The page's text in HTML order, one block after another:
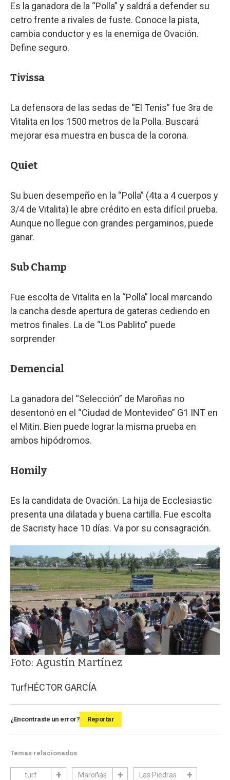
Es la ganadora de la “Polla” y saldrá a defender su
cetro frente a rivales de fuste. Conoce la pista,
cambia conductor y es la enemiga de Ovación.
Define seguro.
Tivissa
La defensora de las sedas de “El Tenis” fue 3ra de
Vitalita en los 1500 metros de la Polla. Buscará
mejorar esa muestra en busca de la corona.
Quiet
Su buen desempeño en la “Polla” (4ta a 4 cuerpos y
3/4 de Vitalita) le abre crédito en esta difícil prueba.
Aunque no llegue con grandes pergaminos, puede
ganar.
Sub Champ
Fue escolta de Vitalita en la “Polla” local marcando
la cancha desde apertura de gateras cediendo en
metros finales. La de “Los Pablito” puede
sorprender
Demencial
La ganadora del “Selección” de Maroñas no
desentonó en el “Ciudad de Montevideo” G1 INT en
el Mitin. Bien puede lograr la misma prueba en
ambos hipódromos.
Homily
Es la candidata de Ovación. La hija de Ecclesiastic
presenta una dilatada y buena cartilla. Fue escolta
de Sacristy hace 10 días. Va por su consagración.
Foto: Agustín Martínez
TurfHÉCTOR GARCÍA
¿Encontraste un error? Reportar
Temas relacionados
turf Maroñas Las Piedras